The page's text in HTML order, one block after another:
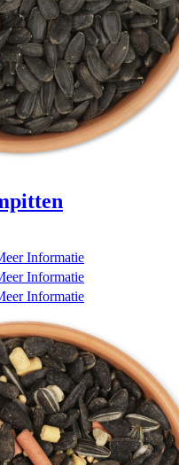
Informatie
Informatie
Informatie